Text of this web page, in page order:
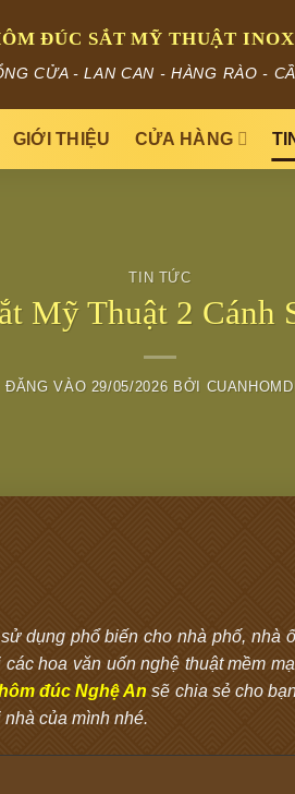
ĐÚC SẮT MỸ THUẬT
CỬA - LAN CAN - HÀNG RÀO -
GIỚI THIỆU CỬA HÀNG
TIN TỨC
Mỹ Thuật 2 Cánh
ĐĂNG VÀO 29/05/2026 BỞI
dụng phổ biến cho nhà phố, nhà
hoa văn uốn nghệ thuật mềm
đúc Nghệ An sẽ chia sẻ cho
của mình nhé.